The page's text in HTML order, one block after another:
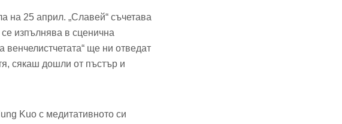
на 25 април. „Славей“ съчетава
изпълнява в сценична
венчелистчетата“ ще ни отведат
сякаш дошли от пъстър и
Kuo с медитативното си